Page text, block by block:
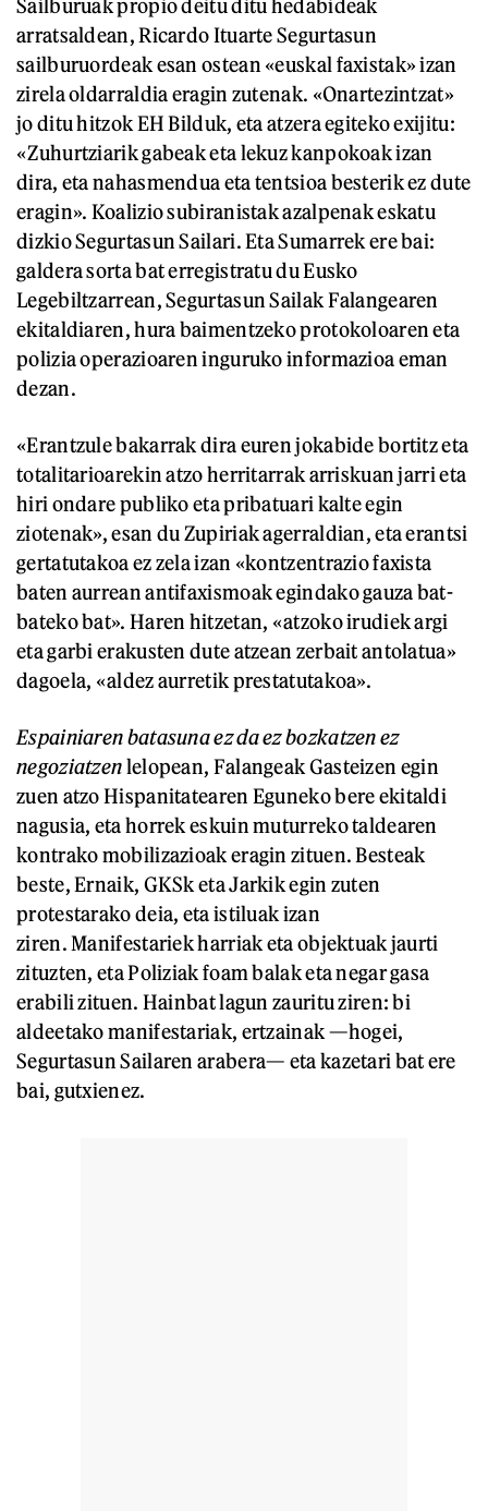
Sailburuak propio deitu ditu hedabideak
arratsaldean, Ricardo Ituarte Segurtasun
sailburuordeak esan ostean «euskal faxistak» izan
zirela oldarraldia eragin zutenak. «Onartezintzat»
jo ditu hitzok EH Bilduk, eta atzera egiteko exijitu:
«Zuhurtziarik gabeak eta lekuz kanpokoak izan
dira, eta nahasmendua eta tentsioa besterik ez dute
eragin». Koalizio subiranistak azalpenak eskatu
dizkio Segurtasun Sailari. Eta Sumarrek ere bai:
galdera sorta bat erregistratu du Eusko
Legebiltzarrean, Segurtasun Sailak Falangearen
ekitaldiaren, hura baimentzeko protokoloaren eta
polizia operazioaren inguruko informazioa eman
dezan.
«Erantzule bakarrak dira euren jokabide bortitz eta
totalitarioarekin atzo herritarrak arriskuan jarri eta
hiri ondare publiko eta pribatuari kalte egin
ziotenak», esan du Zupiriak agerraldian, eta erantsi
gertatutakoa ez zela izan «kontzentrazio faxista
baten aurrean antifaxismoak egindako gauza bat-
bateko bat». Haren hitzetan, «atzoko irudiek argi
eta garbi erakusten dute atzean zerbait antolatua»
dagoela, «aldez aurretik prestatutakoa».
Espainiaren batasuna ez da ez bozkatzen ez
negoziatzenlelopean, Falangeak Gasteizen egin
zuen atzo Hispanitatearen Eguneko bere ekitaldi
nagusia, eta horrek eskuin muturreko taldearen
kontrako mobilizazioak eragin zituen. Besteak
beste, Ernaik, GKSk eta Jarkik egin zuten
protestarako deia, eta istiluak izan
ziren. Manifestariek harriak eta objektuak jaurti
zituzten, eta Poliziak foam balak eta negar gasa
erabili zituen. Hainbat lagun zauritu ziren: bi
aldeetako manifestariak, ertzainak —hogei,
Segurtasun Sailaren arabera— eta kazetari bat ere
bai, gutxienez.